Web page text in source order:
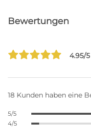
Bewertungen
4.95/5
18 Kunden haben eine
5/5
4/5